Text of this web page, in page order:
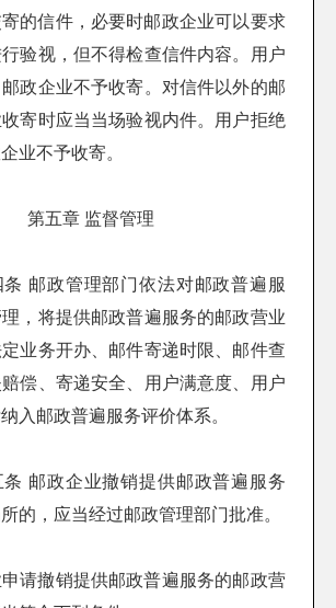
的信件，必要时邮政企业可以要求
验视，但不得检查信件内容。用户
政企业不予收寄。对信件以外的邮
寄时应当当场验视内件。用户拒绝
业不予收寄。
第五章 监督管理
邮政管理部门依法对邮政普遍服
，将提供邮政普遍服务的邮政营业
业务开办、邮件寄递时限、邮件查
偿、寄递安全、用户满意度、用户
入邮政普遍服务评价体系。
条 邮政企业撤销提供邮政普遍服务
的，应当经过邮政管理部门批准。
请撤销提供邮政普遍服务的邮政营